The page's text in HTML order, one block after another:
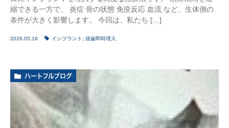
縮できる一方で、 炎症 骨の状態 免疫反応 血流 など、生体側の
条件が大きく影響します。 今回は、私たち […]
2026.05.18 インプラント 抜歯即時埋入
ハートフルブログ